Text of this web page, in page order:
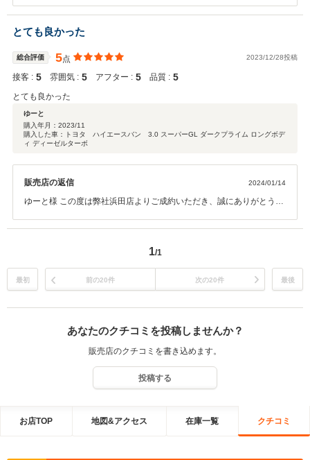
お気軽にお立ち寄りください。今後とも、どうぞ宜しくお願い致しま
す。
とても良かった
総合評価 5点 2023/12/28投稿
接客 : 5 雰囲気 : 5 アフター : 5 品質 : 5
とても良かった
ゆーと
購入年月： 2023/11
購入した車：トヨタ ハイエースバン 3.0 スーパーGL ダークプライム ロングボデ
ィ ディーゼルターボ
販売店の返信 2024/01/14
ゆーと様 この度は弊社浜田店よりご成約いただき、誠にありがとうご
ご連絡ください。社員一同ご来店お待ちしております。
1/1
最初 前の20件 次の20件 最後
あなたのクチコミを投稿しませんか？
販売店のクチコミを書き込めます。
投稿する
お店TOP 地図&アクセス 在庫一覧 クチコミ